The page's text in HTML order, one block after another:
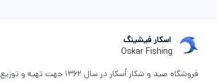
اسکار فیشینگ
Oskar Fishing
فروشگاه صید و شکار اُسکار در سال 1362 جهت تهیه و توزیع